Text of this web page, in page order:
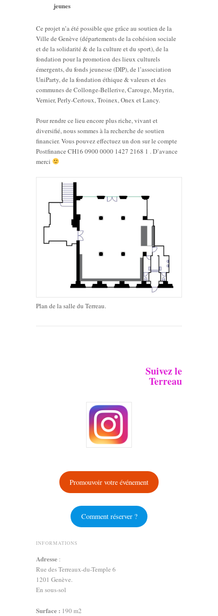
jeunes
Ce projet n’a été possible que grâce au soutien de la
Ville de Genève (départements de la cohésion sociale
et de la solidarité & de la culture et du sport), de la
fondation pour la promotion des lieux culturels
émergents, du fonds jeunesse (DIP), de l’association
UniParty, de la fondation éthique & valeurs et des
communes de Collonge-Bellerive, Carouge, Meyrin,
Vernier, Perly-Certoux, Troinex, Onex et Lancy.
Pour rendre ce lieu encore plus riche, vivant et
diversifié, nous sommes à la recherche de soutien
financier. Vous pouvez effectuez un don sur le compte
Postfinance CH16 0900 0000 1427 2168 1 . D’avance
merci
Plan de la salle du Terreau.
Suivezle
Terreau
Promouvoir votre événement
Comment réserver ?
INFORMATIONS
Adresse :
Rue des Terreaux-du-Temple 6
1201 Genève.
En sous-sol
Surface : 190 m2